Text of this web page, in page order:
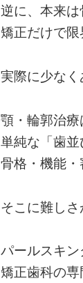
逆に、本来は
矯正だけで限
実際に少なく
顎・輪郭治療
単純な「歯
骨格・機能
そこに難しさ
パールスキ
矯正歯科の